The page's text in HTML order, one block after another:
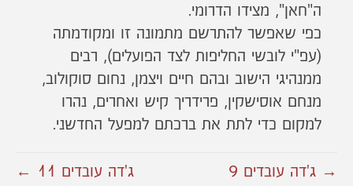
ה"חאן", מצידו הדרומי.
כפי שאפשר להתרשם מתמונה זו ומקודמתה
(עפ"י לובשי החליפות לצד הפועלים), רבים
ממנהיגי הישוב ובהם חיים ויצמן, נחום סוקולוב,
מנחם אוסישקין, פרידריך קיש ואחרים, נהרו
למקום כדי לתת את ברכתם למפעל החדשני.
→ ג'דה עובדים 9 ג'דה עובדים 11 ←